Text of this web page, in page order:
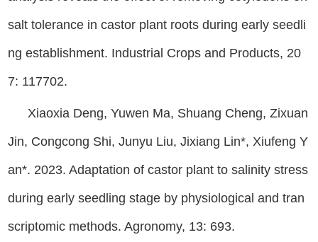
salt tolerance in castor plant roots during early seedli
ng establishment. Industrial Crops and Products, 20
7: 117702.
Xiaoxia Deng, Yuwen Ma, Shuang Cheng, Zixuan
Jin, Congcong Shi, Junyu Liu, Jixiang Lin*, Xiufeng Y
an*. 2023. Adaptation of castor plant to salinity stress
during early seedling stage by physiological and tran
scriptomic methods. Agronomy, 13: 693.